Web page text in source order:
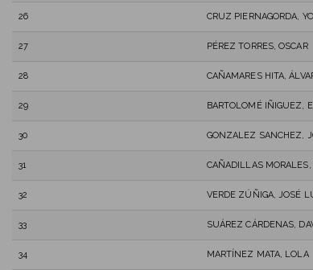
26 CRUZ PIERNAGORDA,
27 PÉREZ TORRES, OSCAR
28 CAÑAMARES HITA,
29 BARTOLOMÉ IÑIGUEZ,
30 GONZALEZ SANCHEZ,
31 CAÑADILLAS
32 VERDE ZÚÑIGA, JOSÉ
33 SUÁREZ CÁRDENAS,
34 MARTÍNEZ MATA, LOLA